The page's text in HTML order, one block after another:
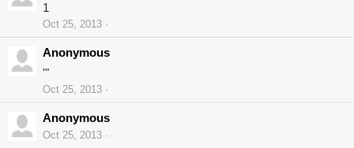
1
Oct 25, 2013
Anonymous
'"
Oct 25, 2013
Anonymous
Oct 25, 2013